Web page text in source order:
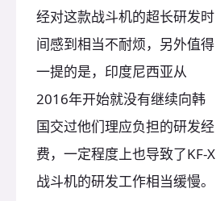
经对这款战斗机的超长研发时
间感到相当不耐烦，另外值得
一提的是，印度尼西亚从
2016年开始就没有继续向韩
国交过他们理应负担的研发经
费，一定程度上也导致了KF-X
战斗机的研发工作相当缓慢。